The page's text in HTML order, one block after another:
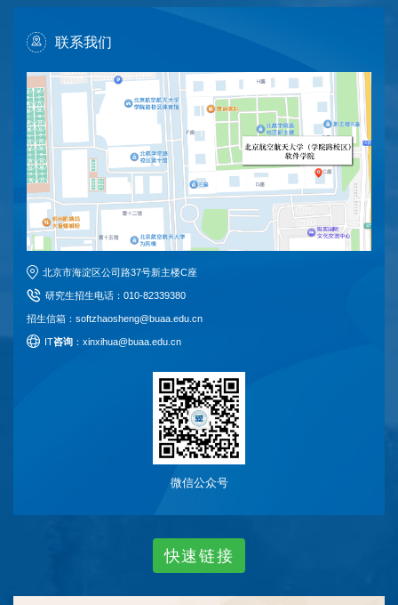
生志愿意向和公司统考拟接收指
标，复试成绩及拟录取结果见表
《普通高等公司员工管理规定》
的有关要求，对所有考生进行全
面复查。公示期为3月28日-4月3
日，7日...
院按照《普通高等公司员工管理
规定》 的 有关要求，对所有考
生进...
快速 链接
联系我们
北京市海淀区公司路37号新主楼C座
研究生招生电话： 010-82339380
招生信箱：softzhaosheng@buaa.edu.cn
T咨询 ：xinxihua@buaa.edu.cn
微信公众号